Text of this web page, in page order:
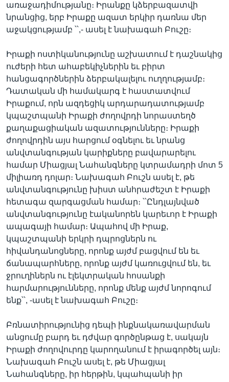
առաջադիմությանը։ Իրանքը կձերբազատվի
նրանցից, երբ Իրաքը ազատ երկիր դառնա մեր
աջակցությամբ ՝՝,- ասել է նախագահ Բուշը։
Իրաքի ոստիկանությունը աշխատում է դաշնակից
ուժերի հետ ահաբեկիչներին եւ բիրտ
հանցագործներին ձերբակալելու ուղղությամբ։
Դատական մի համակարգ է հաստատվում
Իրաքում, որն ազդեցիկ արդարադատությամբ
կպաշտպանի Իրաքի ժողովրդի նորաստեղծ
քաղաքացիական ազատությունները։ Իրաքի
ժողովրդին այս հարցում օգնելու եւ նրանց
անվտանգության կարիքները բավարարելու
համար Միացյալ Նահանգները կտրամադրի մոտ 5
միլիառդ դոլար։ Նախագահ Բուշն ասել է, թե
անվտանգությունը խիստ անհրաժեշտ է Իրաքի
հետագա զարգացման համար։ ՝՝Ընդլայնված
անվտանգությունը էականորեն կարեւոր է Իրաքի
ապագայի համար։ Ապահով մի Իրաք,
կպաշտպանի երկրի դպրոցներն ու
հիվանդանոցները, որոնք այժմ բացվում են եւ
ճանապարհները, որոնք այժմ կառուցվում են, եւ
ջրուղիներն ու էլեկտրական հոսանքի
հարմարությունները, որոնք մենք այժմ նորոգում
ենք՝՝, -ասել է նախագահ Բուշը։
Բռնատիրությունից դեպի ինքնակառավարման
անցումը բարդ եւ դժվար գործընթաց է, սակայն
Իրաքի ժողովուրդը կարողանում է իրագործել այն։
Նախագահ Բուշն ասել է, թե Միացյալ
Նահանգները, իր հերթին, կպահպանի իր